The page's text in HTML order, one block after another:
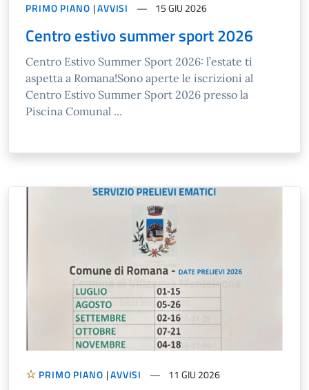
PRIMO PIANO |AVVISI 15 GIU 2026
Centro estivo summer sport 2026
Centro Estivo Summer Sport 2026: l’estate ti
aspetta a Romana!Sono aperte le iscrizioni al
Centro Estivo Summer Sport 2026 presso la
Piscina Comunal ...
PRIMO PIANO |AVVISI 11 GIU 2026